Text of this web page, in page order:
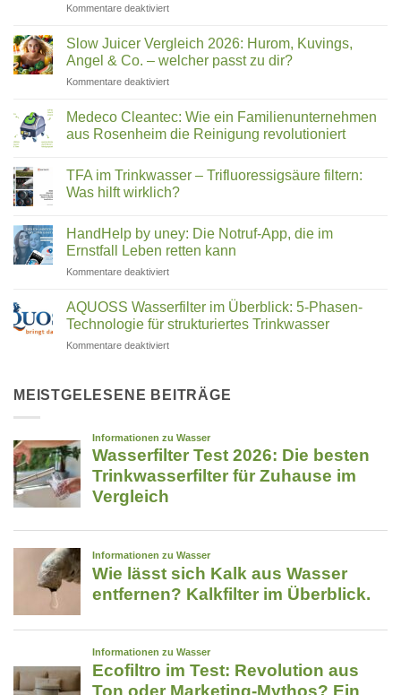
in
Trinkwasser
steckt
Kommentare deaktiviertfür
Wasser:
Was
steckt
hinter
Verwirblern
und
Slow Juicer Vergleich 2026: Hurom, Kuvings,
Angel & Co. – welcher passt zu dir?
Kommentare deaktiviertfür
Juicer
Vergleich
2026:
Kuvings,
Angel
–
welcher
zu
Medeco Cleantec: Wie ein Familienunternehmen
aus Rosenheim die Reinigung revolutioniert
zu
Medeco
Cleantec:
Familienunternehmen
aus
Rosenheim
die
TFA im Trinkwasser – Trifluoressigsäure filtern:
Was hilft wirklich?
zu
TFA
im
Trinkwasser
filtern:
Was
hilft
HandHelp by uney: Die Notruf-App, die im
Ernstfall Leben retten kann
Kommentare deaktiviertfür
uney:
Die
Notruf-
im
retten
kann
AQUOSS Wasserfilter im Überblick: 5-Phasen-
Technologie für strukturiertes Trinkwasser
Kommentare deaktiviertfür
im
Phasen-
Technologie
strukturiertes
MEISTGELESENE BEITRÄGE